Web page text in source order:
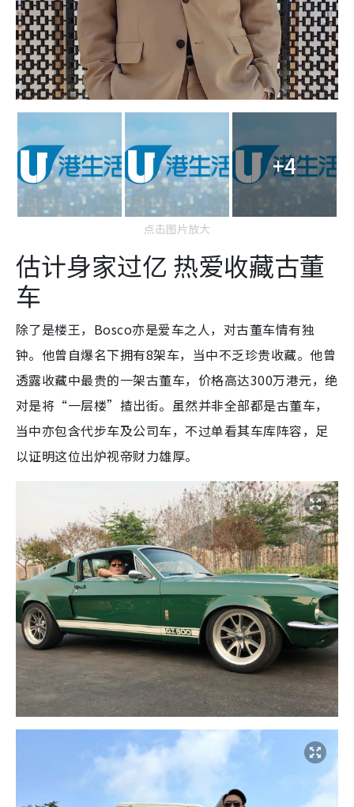
+4
点击图片放大
估计身家过亿 热爱收藏古董
车
除了是楼王，Bosco亦是爱车之人，对古董车情有独
钟。他曾自爆名下拥有8架车，当中不乏珍贵收藏。他曾
透露收藏中最贵的一架古董车，价格高达300万港元，绝
对是将“一层楼”揸出街。虽然并非全部都是古董车，
当中亦包含代步车及公司车，不过单看其车库阵容，足
以证明这位出炉视帝财力雄厚。